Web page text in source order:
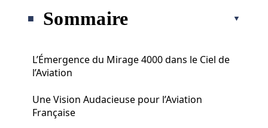
Sommaire
L’Émergence du Mirage 4000 dans le Ciel de
l’Aviation
Une Vision Audacieuse pour l’Aviation
Française